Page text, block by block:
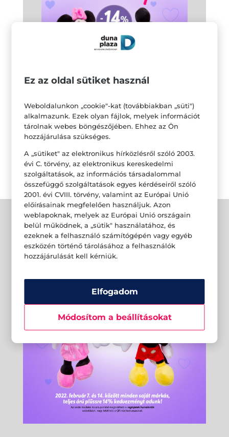
Ez az oldal sütiket használ
Weboldalunkon „cookie"-kat (továbbiakban „süti")
alkalmazunk. Ezek olyan fájlok, melyek információt
tárolnak webes böngészőjében. Ehhez az Ön
hozzájárulása szükséges.
A „sütiket" az elektronikus hírközlésről szóló 2003.
évi C. törvény, az elektronikus kereskedelmi
szolgáltatások, az információs társadalommal
összefüggő szolgáltatások egyes kérdéseiről szóló
2001. évi CVIII. törvény, valamint az Európai Unió
előírásainak megfelelően használjuk. Azon
weblapoknak, melyek az Európai Unió országain
belül működnek, a „sütik" használatához, és
ezeknek a felhasználó számítógépén vagy egyéb
eszközén történő tárolásához a felhasználók
hozzájárulását kell kérniük.
Elfogadom
Módosítom a beállításokat